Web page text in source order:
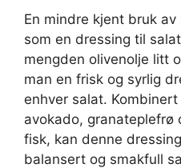
En mindre kjent bruk
som en dressing til
mengden olivenolje litt
man en frisk og syrlig
enhver salat.
avokado, granateplefrø
fisk, kan denne
balansert og smakfull